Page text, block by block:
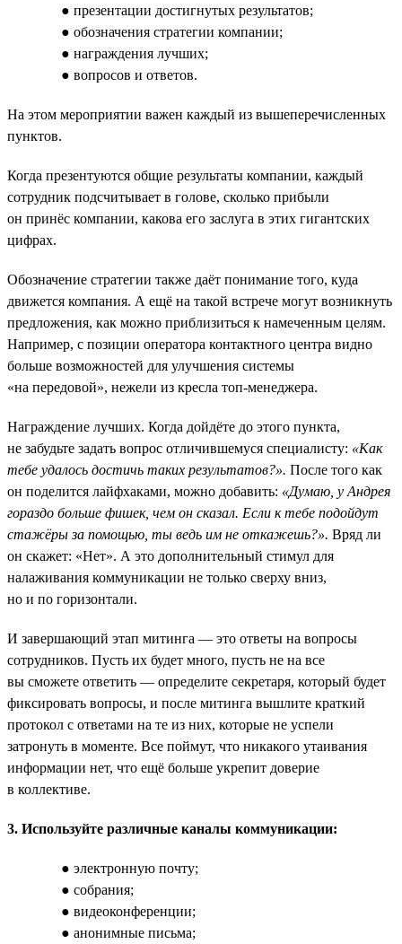
● презентации достигнутых результатов;
● обозначения стратегии компании;
● награждения лучших;
● вопросов и ответов.
На этом мероприятии важен каждый из вышеперечисленных
пунктов.
Когда презентуются общие результаты компании, каждый
сотрудник подсчитывает в голове, сколько прибыли
он принёс компании, какова его заслуга в этих гигантских
цифрах.
Обозначение стратегии также даёт понимание того, куда
движется компания. А ещё на такой встрече могут возникнуть
предложения, как можно приблизиться к намеченным целям.
Например, с позиции оператора контактного центра видно
больше возможностей для улучшения системы
«на передовой», нежели из кресла топ-менеджера.
Награждение лучших. Когда дойдёте до этого пункта,
не забудьте задать вопрос отличившемуся специалисту: «Как
тебе удалось достичь таких результатов?». После того как
он поделится лайфхаками, можно добавить: «Думаю, у Андрея
гораздо больше фишек, чем он сказал. Если к тебе подойдут
стажёры за помощью, ты ведь им не откажешь?». Вряд ли
он скажет: «Нет». А это дополнительный стимул для
налаживания коммуникации не только сверху вниз,
но и по горизонтали.
И завершающий этап митинга — это ответы на вопросы
сотрудников. Пусть их будет много, пусть не на все
вы сможете ответить — определите секретаря, который будет
фиксировать вопросы, и после митинга вышлите краткий
протокол с ответами на те из них, которые не успели
затронуть в моменте. Все поймут, что никакого утаивания
информации нет, что ещё больше укрепит доверие
в коллективе.
3. Используйте различные каналы коммуникации:
● электронную почту;
● собрания;
● видеоконференции;
● анонимные письма;